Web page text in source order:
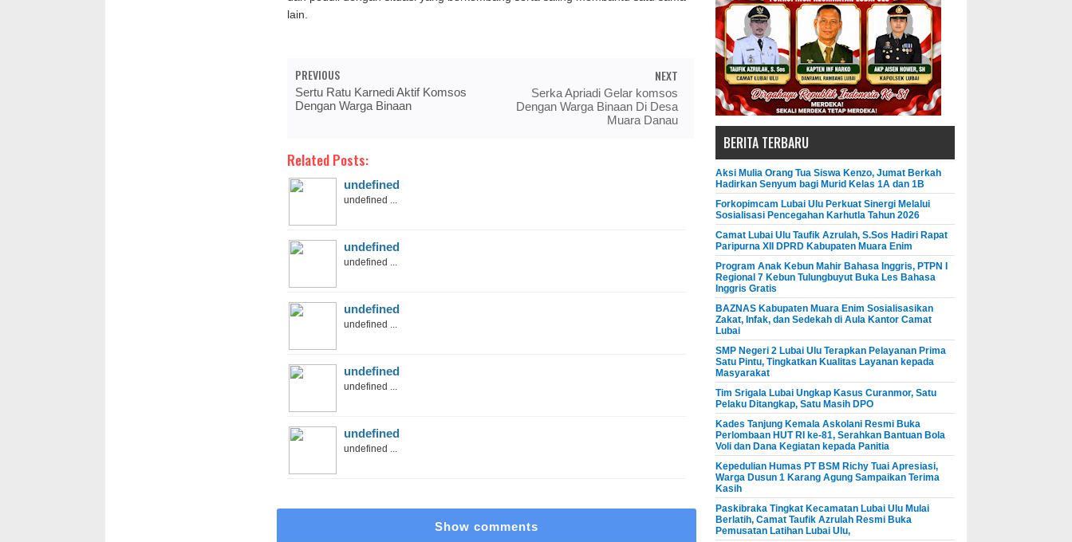
lain.
PREVIOUS
Sertu Ratu Karnedi Aktif Komsos
Dengan Warga Binaan
NEXT
Serka Apriadi Gelar komsos
Dengan Warga Binaan Di Desa
Muara Danau
Related Posts:
undefined
undefined ...
undefined
undefined ...
undefined
undefined ...
undefined
undefined ...
undefined
undefined ...
Show comments
BERITA TERBARU
Aksi Mulia Orang Tua Siswa Kenzo, Jumat Berkah
Hadirkan Senyum bagi Murid Kelas 1A dan 1B
Forkopimcam Lubai Ulu Perkuat Sinergi Melalui
Sosialisasi Pencegahan Karhutla Tahun 2026
Camat Lubai Ulu Taufik Azrulah, S.Sos Hadiri Rapat
Paripurna XII DPRD Kabupaten Muara Enim
Program Anak Kebun Mahir Bahasa Inggris, PTPN I
Regional 7 Kebun Tulungbuyut Buka Les Bahasa
Inggris Gratis
BAZNAS Kabupaten Muara Enim Sosialisasikan
Zakat, Infak, dan Sedekah di Aula Kantor Camat
Lubai
SMP Negeri 2 Lubai Ulu Terapkan Pelayanan Prima
Satu Pintu, Tingkatkan Kualitas Layanan kepada
Masyarakat
Tim Srigala Lubai Ungkap Kasus Curanmor, Satu
Pelaku Ditangkap, Satu Masih DPO
Kades Tanjung Kemala Askolani Resmi Buka
Perlombaan HUT RI ke-81, Serahkan Bantuan Bola
Voli dan Dana Kegiatan kepada Panitia
Kepedulian Humas PT BSM Richy Tuai Apresiasi,
Warga Dusun 1 Karang Agung Sampaikan Terima
Kasih
Paskibraka Tingkat Kecamatan Lubai Ulu Mulai
Berlatih, Camat Taufik Azrulah Resmi Buka
Pemusatan Latihan Lubai Ulu,